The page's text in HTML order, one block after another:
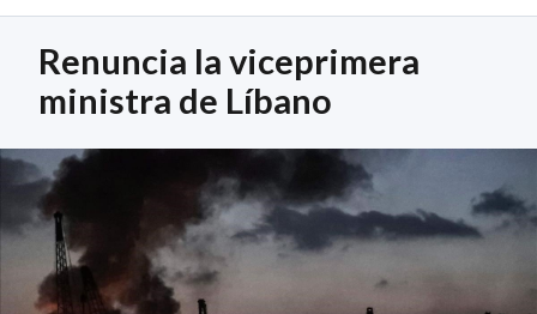
Renuncia la viceprimera
ministra de Líbano